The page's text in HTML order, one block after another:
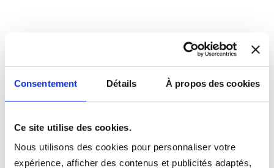
Consentement Détails À propos des cookies
Ce site utilise des cookies.
Nous utilisons des cookies pour personnaliser votre
expérience, afficher des contenus et publicités adaptés,